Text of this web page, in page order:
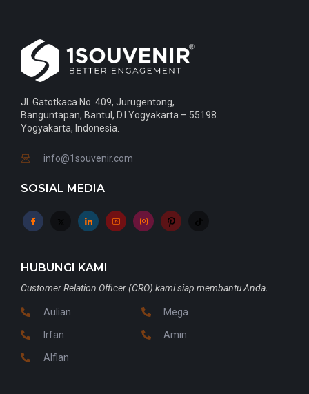
Jl. Gatotkaca No. 409, Jurugentong,
Banguntapan, Bantul, D.I.Yogyakarta – 55198.
Yogyakarta, Indonesia.
info@1souvenir.com
SOSIAL MEDIA
HUBUNGI KAMI
Customer Relation Officer (CRO) kami siap membantu Anda.
Aulian
Irfan
Alfian
Mega
Amin